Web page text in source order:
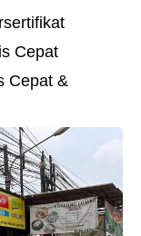
Cepat
Cepat &